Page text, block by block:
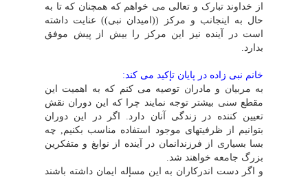
از خداوند تبارک و تعالى مى خواهم که همچنان که تا به
حال به اینجانب و مرکز ((امیدان نبى)) عنایت داشته
است در آینده نیز این مرکز را بیش از پیش موفق
بدارد.
خانم نبى زاده در پایان تإکید مى کند:
به مربیان و مادران توصیه مى کنم که به اهمیت این
مقطع سنى بیشتر توجه نمایند چرا که این دوران نقش
تعیین کننده در زندگى آنان دارد. اگر در این دوران
بتوانیم از ظرفیتهاى موجود استفاده مناسب بکنیم, چه
بسا بسیارى از فرزندانمان در آینده از نوابغ و متفکرین
بزرگ جامعه خواهند شد.
و اگر دست اندرکاران به این مسإله ایمان داشته باشند